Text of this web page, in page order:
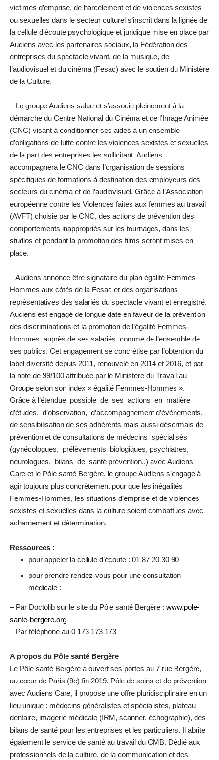
victimes d’emprise, de harcèlement et de violences sexistes
ou sexuelles dans le secteur culturel s’inscrit dans la lignée de
la cellule d’écoute psychologique et juridique mise en place par
Audiens avec les partenaires sociaux, la Fédération des
entreprises du spectacle vivant, de la musique, de
l’audiovisuel et du cinéma (Fesac) avec le soutien du Ministère
de la Culture.
– Le groupe Audiens salue et s’associe pleinement à la
démarche du Centre National du Cinéma et de l’Image Animée
(CNC) visant à conditionner ses aides à un ensemble
d’obligations de lutte contre les violences sexistes et sexuelles
de la part des entreprises les sollicitant. Audiens
accompagnera le CNC dans l’organisation de sessions
spécifiques de formations à destination des employeurs des
secteurs du cinéma et de l’audiovisuel. Grâce à l’Association
européenne contre les Violences faites aux femmes au travail
(AVFT) choisie par le CNC, des actions de prévention des
comportements inappropriés sur les tournages, dans les
studios et pendant la promotion des films seront mises en
place.
– Audiens annonce être signataire du plan égalité Femmes-
Hommes aux côtés de la Fesac et des organisations
représentatives des salariés du spectacle vivant et enregistré.
Audiens est engagé de longue date en faveur de la prévention
des discriminations et la promotion de l’égalité Femmes-
Hommes, auprès de ses salariés, comme de l’ensemble de
ses publics. Cet engagement se concrétise par l’obtention du
label diversité depuis 2011, renouvelé en 2014 et 2016, et par
la note de 99/100 attribuée par le Ministère du Travail au
Groupe selon son index « égalité Femmes-Hommes ».
Grâce à l‘étendue possible de ses actions en matière
d’études, d’observation, d’accompagnement d’évènements,
de sensibilisation de ses adhérents mais aussi désormais de
prévention et de consultations de médecins spécialisés
(gynécologues, prélèvements biologiques, psychiatres,
neurologues, bilans de santé prévention..) avec Audiens
Care et le Pôle santé Bergère, le groupe Audiens s’engage à
agir toujours plus concrètement pour que les inégalités
Femmes-Hommes, les situations d’emprise et de violences
sexistes et sexuelles dans la culture soient combattues avec
acharnement et détermination.
Ressources :
pour appeler la cellule d’écoute : 01 87 20 30 90
pour prendre rendez-vous pour une consultation
médicale :
– Par Doctolib sur le site du Pôle santé Bergère : www.pole-
sante-bergere.org
– Par téléphone au 0 173 173 173
A propos du Pôle santé Bergère
Le Pôle santé Bergère a ouvert ses portes au 7 rue Bergère,
au cœur de Paris (9e) fin 2019. Pôle de soins et de prévention
avec Audiens Care, il propose une offre pluridisciplinaire en un
lieu unique : médecins généralistes et spécialistes, plateau
dentaire, imagerie médicale (IRM, scanner, échographie), des
bilans de santé pour les entreprises et les particuliers. Il abrite
également le service de santé au travail du CMB. Dédié aux
professionnels de la culture, de la communication et des